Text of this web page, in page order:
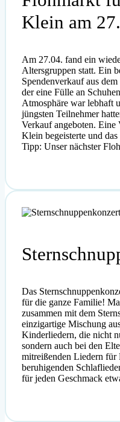
Klein am
Am 27.04. fand ein
Altersgruppen statt. Ein
Spendenverkauf aus
der eine Fülle an
Atmosphäre war lebhaft
jüngsten Teilnehmer
Verkauf angeboten. Eine
Klein begeisterte und
Tipp: Unser nächster
Das
für die ganze Familie!
zusammen mit dem
einzigartige Mischung
Kinderliedern, die nicht
sondern auch bei den
mitreißenden Liedern
beruhigenden
für jeden Geschmack